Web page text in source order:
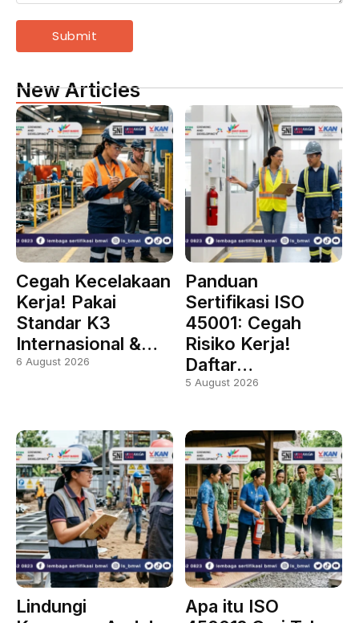
New Articles
Cegah Kecelakaan
Kerja! Pakai
Standar K3
Internasional &…
6 August 2026
Panduan
Sertifikasi ISO
45001: Cegah
Risiko Kerja!
Daftar…
5 August 2026
Lindungi
Apa itu ISO